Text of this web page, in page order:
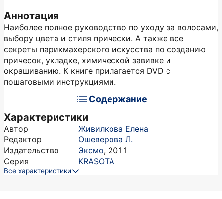
Аннотация
Наиболее полное руководство по уходу за волосами,
выбору цвета и стиля прически. А также все
секреты парикмахерского искусства по созданию
причесок, укладке, химической завивке и
окрашиванию. К книге прилагается DVD с
пошаговыми инструкциями.
Содержание
Характеристики
Автор
Живилкова Елена
Редактор
Ошеверова Л.
Издательство
Эксмо, 2011
Серия
KRASOTA
Все характеристики